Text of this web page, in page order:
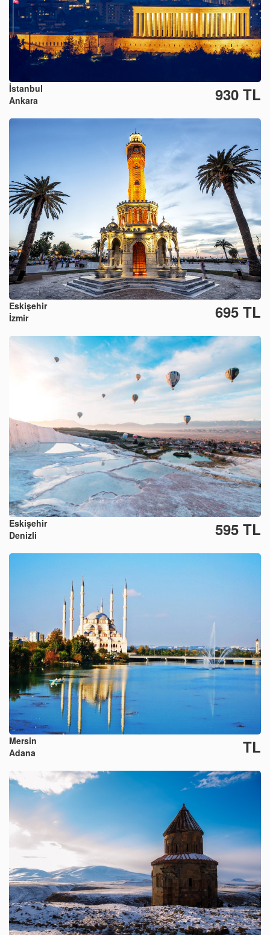
İstanbul
Ankara
930 TL
Eskişehir
İzmir
695 TL
Eskişehir
Denizli
595 TL
Mersin
Adana
TL